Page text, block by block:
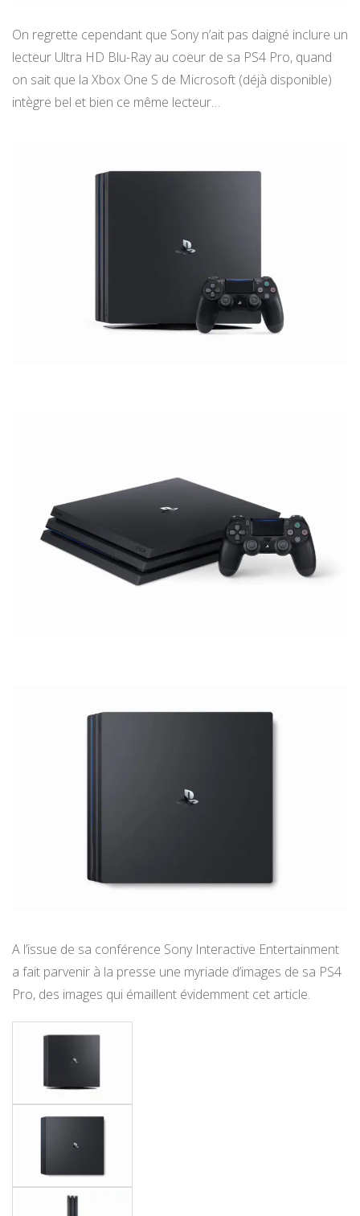
On regrette cependant que Sony n’ait pas daigné inclure un
lecteur Ultra HD Blu-Ray au coeur de sa PS4 Pro, quand
on sait que la Xbox One S de Microsoft (déjà disponible)
intègre bel et bien ce même lecteur…
A l’issue de sa conférence Sony Interactive Entertainment
a fait parvenir à la presse une myriade d’images de sa PS4
Pro, des images qui émaillent évidemment cet article.